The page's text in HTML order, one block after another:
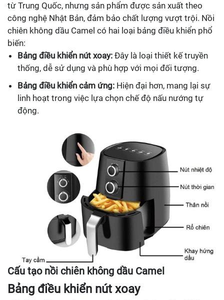
từ Trung Quốc, nhưng sản phẩm được sản xuất theo
công nghệ Nhật Bản, đảm bảo chất lượng vượt trội. Nồi
chiên không dầu Camel có hai loại bảng điều khiển phổ
biến:
Bảng điều khiển nút xoay: Đây là loại thiết kế truyền
thống, dễ sử dụng và phù hợp với mọi đối tượng.
Bảng điều khiển cảm ứng: Hiện đại hơn, mang lại sự
linh hoạt trong việc lựa chọn chế độ nấu nướng tự
động.
Cấu tạo nồi chiên không dầu Camel
Bảng điều khiển nút xoay